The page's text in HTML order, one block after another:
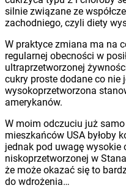
silnie związane ze
zachodniego, czyli diety
W praktyce zmiana ma na
regularnej obecności w
ultraprzetworzonej
cukry proste dodane co nie
wysokoprzetworzona
amerykanów.
W moim odczuciu już
mieszkańców USA byłoby
jednak pod uwagę wysokie
niskoprzetworzonej w
że może okazać się to
do wdrożenia…